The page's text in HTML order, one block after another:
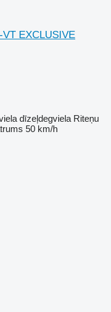
EXCLUSIVE
dīzeļdegviela Riteņu
50 km/h